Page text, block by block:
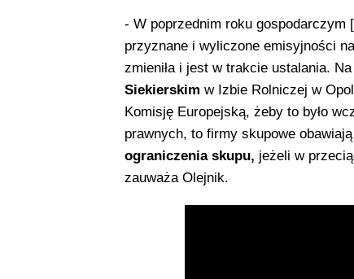
- W poprzednim roku gospodarczym
przyznane i wyliczone emisyjności
zmieniła i jest w trakcie ustalania.
Siekierskim w Izbie Rolniczej w
Komisję Europejską, żeby to było
prawnych, to firmy skupowe
ograniczenia skupu, jeżeli w
zauważa Olejnik.